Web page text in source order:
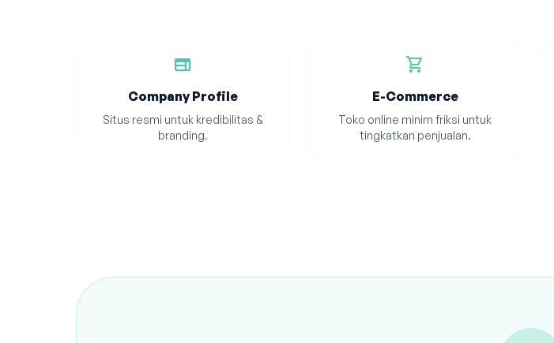
web
Company Profile
Situs resmi untuk kredibilitas &
branding.
shopping_cart
E-Commerce
Toko online minim friksi untuk
tingkatkan penjualan.